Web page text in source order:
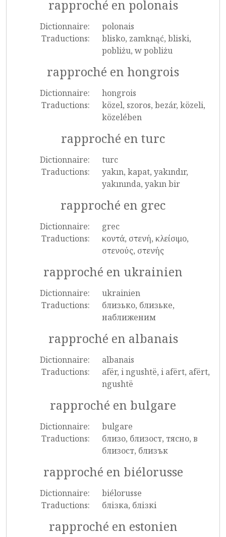
rapproché en polonais
Dictionnaire:
polonais
Traductions:
blisko, zamknąć, bliski,
pobliżu, w pobliżu
rapproché en hongrois
Dictionnaire:
hongrois
Traductions:
közel, szoros, bezár, közeli,
közelében
rapproché en turc
Dictionnaire:
turc
Traductions:
yakın, kapat, yakındır,
yakınında, yakın bir
rapproché en grec
Dictionnaire:
grec
Traductions:
κοντά, στενή, κλείσιμο,
στενούς, στενής
rapproché en ukrainien
Dictionnaire:
ukrainien
Traductions:
близько, близьке,
наближеним
rapproché en albanais
Dictionnaire:
albanais
Traductions:
afër, i ngushtë, i afërt, afërt,
ngushtë
rapproché en bulgare
Dictionnaire:
bulgare
Traductions:
близо, близост, тясно, в
близост, близък
rapproché en biélorusse
Dictionnaire:
biélorusse
Traductions:
блізка, блізкі
rapproché en estonien